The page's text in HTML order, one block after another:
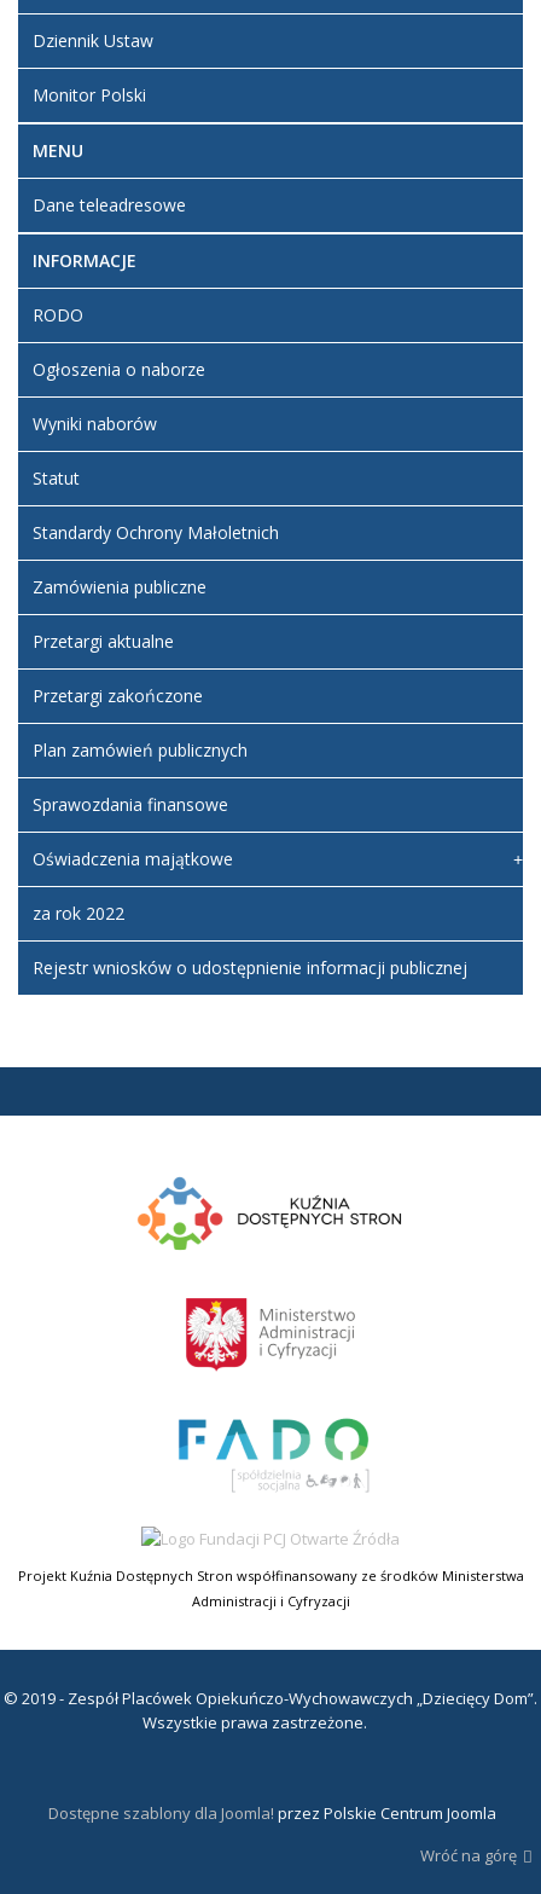
Dziennik Ustaw
Monitor Polski
MENU
Dane teleadresowe
INFORMACJE
RODO
Ogłoszenia o naborze
Wyniki naborów
Statut
Standardy Ochrony Małoletnich
Zamówienia publiczne
Przetargi aktualne
Przetargi zakończone
Plan zamówień publicznych
Sprawozdania finansowe
Oświadczenia majątkowe
za rok 2022
Rejestr wniosków o udostępnienie informacji publicznej
Projekt Kuźnia Dostępnych Stron współfinansowany ze środków Ministerstwa
Administracji i Cyfryzacji
© 2019 - Zespół Placówek Opiekuńczo-Wychowawczych „Dziecięcy Dom”.
Wszystkie prawa zastrzeżone.
Dostępne szablony dla Joomla! przez Polskie Centrum Joomla
Wróć na górę